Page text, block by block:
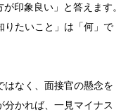
印象良い」と答えます。
りたいこと」は「何」で
はなく、面接官の懸念を
かれば、一見マイナス